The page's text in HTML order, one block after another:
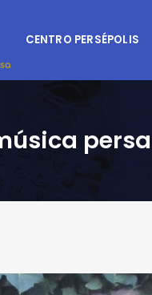
CENTRO PERSÉPOLIS